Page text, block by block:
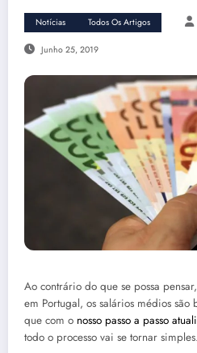
Notícias Todos Os Artigos
Junho 25, 2019
Ao contrário do que se possa
em Portugal, os salários médios
que com o nosso passo a passo
todo o processo vai se tornar simples.